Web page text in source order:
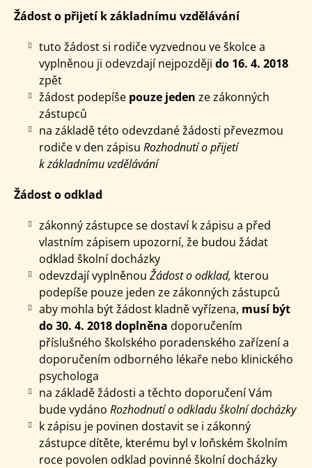
Žádost o přijetí k základnímu vzdělávání
tuto žádost si rodiče vyzvednou ve školce a
vyplněnou ji odevzdají nejpozději do 16. 4. 2018
zpět
žádost podepíše pouze jeden ze zákonných
zástupců
na základě této odevzdané žádosti převezmou
rodiče v den zápisu Rozhodnutí o přijetí
k základnímu vzdělávání
Žádost o odklad
zákonný zástupce se dostaví k zápisu a před
vlastním zápisem upozorní, že budou žádat
odklad školní docházky
odevzdají vyplněnou Žádost o odklad, kterou
podepíše pouze jeden ze zákonných zástupců
aby mohla být žádost kladně vyřízena, musí být
do 30. 4. 2018 doplněna doporučením
příslušného školského poradenského zařízení a
doporučením odborného lékaře nebo klinického
psychologa
na základě žádosti a těchto doporučení Vám
bude vydáno Rozhodnutí o odkladu školní docházky
k zápisu je povinen dostavit se i zákonný
zástupce dítěte, kterému byl v loňském školním
roce povolen odklad povinné školní docházky